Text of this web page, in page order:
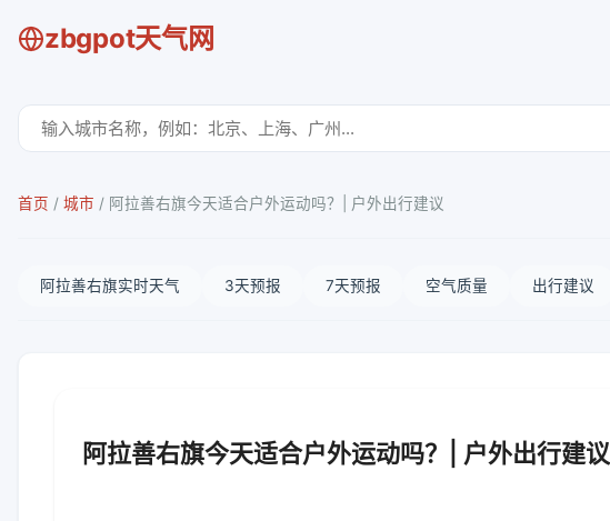
zbgpot天气网
首页 / 城市 / 阿拉善右旗今天适合户外运动吗？| 户外出行建议
阿拉善右旗实时天气 3天预报 7天预报 空气质量 出行建议
阿拉善右旗今天适合户外运动吗？| 户外出行建议